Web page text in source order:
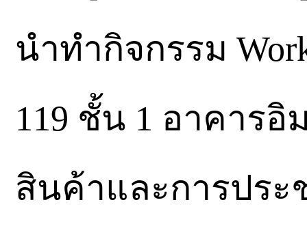
นำทำกิจกรรม
119 ชั้น 1 อาคาร
สินค้าและการปร